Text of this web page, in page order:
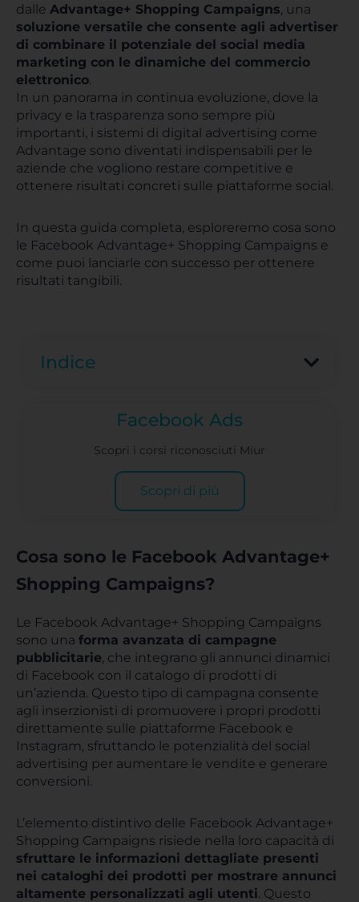
dalle Advantage+ Shopping Campaigns, una
soluzione versatile che consente agli advertiser
di combinare il potenziale del social media
marketing con le dinamiche del commercio
elettronico.
In un panorama in continua evoluzione, dove la
privacy e la trasparenza sono sempre più
importanti, i sistemi di digital advertising come
Advantage sono diventati indispensabili per le
aziende che vogliono restare competitive e
ottenere risultati concreti sulle piattaforme social.
In questa guida completa, esploreremo cosa sono
le Facebook Advantage+ Shopping Campaigns e
come puoi lanciarle con successo per ottenere
risultati tangibili.
Indice
Facebook Ads
Scopri i corsi riconosciuti Miur
Scopri di più
Cosa sono le Facebook Advantage+
Shopping Campaigns?
Le Facebook Advantage+ Shopping Campaigns
sono una forma avanzata di campagne
pubblicitarie, che integrano gli annunci dinamici
di Facebook con il catalogo di prodotti di
un’azienda. Questo tipo di campagna consente
agli inserzionisti di promuovere i propri prodotti
direttamente sulle piattaforme Facebook e
Instagram, sfruttando le potenzialità del social
advertising per aumentare le vendite e generare
conversioni.
L’elemento distintivo delle Facebook Advantage+
Shopping Campaigns risiede nella loro capacità di
sfruttare le informazioni dettagliate presenti
nei cataloghi dei prodotti per mostrare annunci
altamente personalizzati agli utenti. Questo